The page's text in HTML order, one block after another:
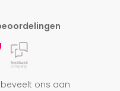
beveelt ons aan